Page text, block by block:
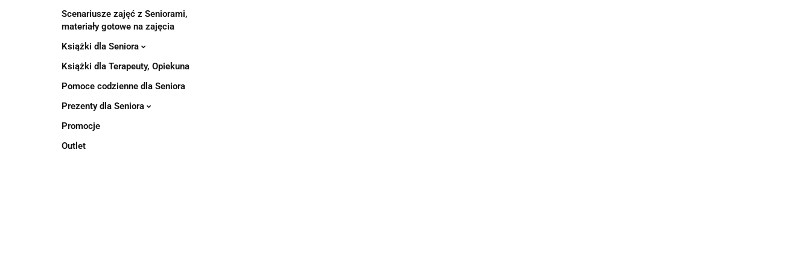
Scenariusze zajęć z Seniorami,
materiały gotowe na zajęcia
Książki dla Seniora
Książki dla Terapeuty, Opiekuna
Pomoce codzienne dla Seniora
Prezenty dla Seniora
Promocje
Outlet